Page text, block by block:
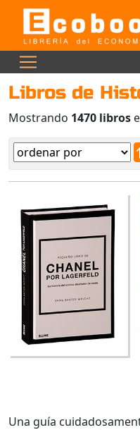
Libros de
Mostrando 1470 libros
Una guía